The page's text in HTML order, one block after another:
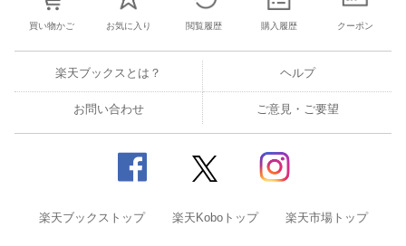
買い物かご お気に入り 閲覧履歴 購入履歴 クーポン
楽天ブックスとは？ ヘルプ
お問い合わせ ご意見・ご要望
楽天ブックストップ 楽天Koboトップ 楽天市場トップ